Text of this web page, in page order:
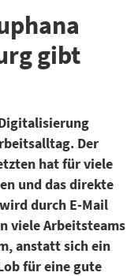
gibt
Der
hat für viele
und das direkte
durch E-Mail
viele Arbeitsteams
anstatt sich ein
für eine gute